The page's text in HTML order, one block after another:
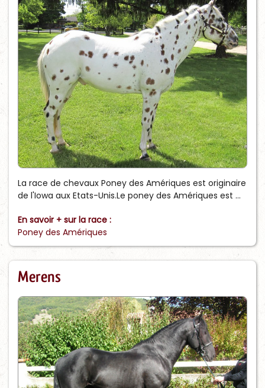
La race de chevaux Poney des Amériques est originaire
de l'Iowa aux Etats-Unis.Le poney des Amériques est ...
En savoir + sur la race :
Poney des Amériques
Merens